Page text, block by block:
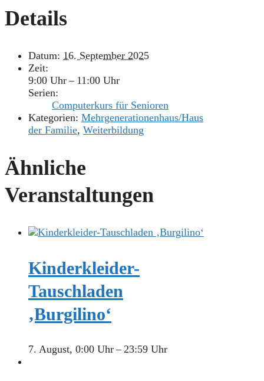
Details
Datum: 16. September 2025
Zeit:
9:00 Uhr – 11:00 Uhr
Serien:
Computerkurs für Senioren
Kategorien: Mehrgenerationenhaus/Haus
der Familie, Weiterbildung
Ähnliche
Veranstaltungen
Kinderkleider-
Tauschladen
‚Burgilino‘
7. August, 0:00 Uhr–23:59 Uhr